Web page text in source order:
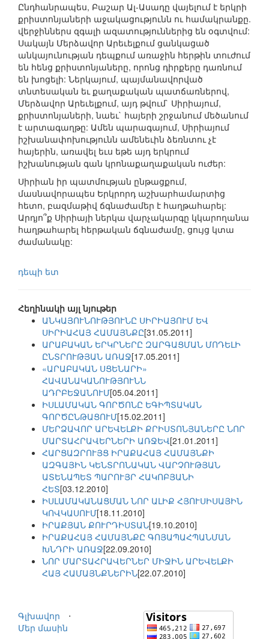
Ընդհանրապես, Բաշար Ալ-Ասադը վայելում է երկրի
քրիստոնյաների աջակացությունն ու համակրանքը.
վերջիններս զգալի ազատություններից են օգտվում:
Սակայն Մերձավոր Արեւելքում ցանկացած
անկայունության դեպքում առաջին հերթին տուժում
են հենց քրիստոնյաները, որոնց դիրքերը դառնում
են խոցելի: Ներկայում, պայմանավորված
տնտեսական եւ քաղաքական պատճառներով,
Մերձավոր Արեւելքում, այդ թվում` Սիրիայում,
քրիստոնյաների, նաեւ` հայերի շրջանում մեծանում
է արտագաղթը: Ամեն պարագայում, Սիրիայում
իշխանափոխությունն ամենեւին ձեռնտու չէ
հայերին, առավել եւս եթե այդ երկրում
իշխանության գան կրոնաքաղաքական ուժեր:
Սիրիան իր պատմության ընթացքում,
մասնավորապես Երկրորդ աշխարհամարտից
հետո, բազմաթիվ ճգնաժամեր է հաղթահարել:
Արդյո՞ք Սիրիայի ներկա վարչակարգը կկարողանա
հաղթահարել հերթական ճգնաժամը, ցույց կտա
ժամանակը:
դեպի ետ
Հեղինակի այլ նյութեր
ԱՆԿԱՅՈՒՆՈՒԹՅՈՒՆԸ ՍԻՐԻԱՅՈՒՄ ԵՎ
ՍԻՐԻԱՀԱՅ ՀԱՄԱՅՆՔԸ[31.05.2011]
ԱՐԱԲԱԿԱՆ ԵՐԿՐՆԵՐԸ ԶԱՐԳԱՑՄԱՆ ՄՈԴԵԼԻ
ԸՆՏՐՈՒԹՅԱՆ ԱՌԱՋ[17.05.2011]
«ԱՐԱԲԱԿԱՆ ՍՑԵՆԱՐԻ»
ՀԱՎԱՆԱԿԱՆՈՒԹՅՈՒՆՆ
ԱԴՐԲԵՋԱՆՈՒՄ[05.04.2011]
ԻՍԼԱՄԱԿԱՆ ԳՈՐԾՈՆԸ ԵԳԻՊՏԱԿԱՆ
ԳՈՐԾԸՆԹԱՑՈՒՄ[15.02.2011]
ՄԵՐՁԱՎՈՐ ԱՐԵՎԵԼՔԻ ՔՐԻՍՏՈՆՅԱՆԵՐԸ ՆՈՐ
ՄԱՐՏԱՀՐԱՎԵՐՆԵՐԻ ԱՌՋԵՎ[21.01.2011]
ՀԱՐՑԱԶՐՈՒՅՑ ԻՐԱՔԱՀԱՅ ՀԱՄԱՅՆՔԻ
ԱԶԳԱՅԻՆ ԿԵՆՏՐՈՆԱԿԱՆ ՎԱՐՉՈՒԹՅԱՆ
ԱՏԵՆԱՊԵՏ ՊԱՐՈՒՅՐ ՀԱԿՈԲՅԱՆԻ
ՀԵՏ[03.12.2010]
ԻՍԼԱՄԱԿԱՆԱՑՄԱՆ ՆՈՐ ԱԼԻՔ ՀՅՈՒՍԻՍԱՅԻՆ
ԿՈՎԿԱՍՈՒՄ[18.11.2010]
ԻՐԱՔՅԱՆ ՔՈՒՐԴԻՍՏԱՆ[19.10.2010]
ԻՐԱՔԱՀԱՅ ՀԱՄԱՅՆՔԸ ԳՈՅԱՊԱՀՊԱՆՄԱՆ
ԽՆԴՐԻ ԱՌԱՋ[22.09.2010]
ՆՈՐ ՄԱՐՏԱՀՐԱՎԵՐՆԵՐ ՄԻՋԻՆ ԱՐԵՎԵԼՔԻ
ՀԱՅ ՀԱՄԱՅՆՔՆԵՐԻՆ[22.07.2010]
Գլխավոր
⋅
Մեր մասին